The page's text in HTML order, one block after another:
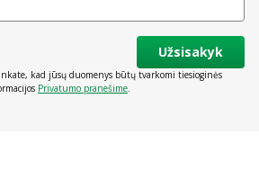
Užsisakyk
kad jūsų duomenys būtų tvarkomi tiesioginės
Privatumo pranešime.